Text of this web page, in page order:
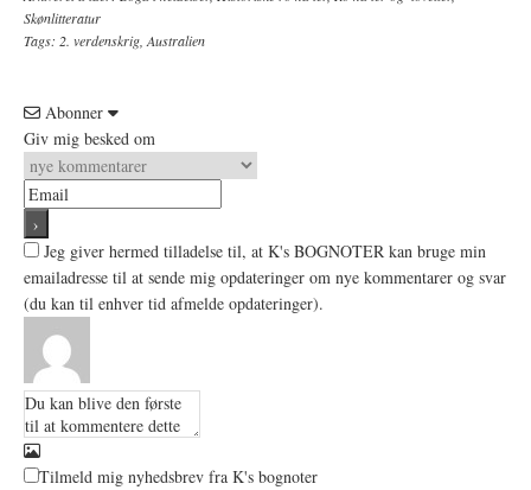
Skønlitteratur
Tags: 2. verdenskrig Australien
Abonner
Giv mig besked om
Jeg giver hermed tilladelse til, at K's BOGNOTER kan bruge min
emailadresse til at sende mig opdateringer om nye kommentarer og svar
(du kan til enhver tid afmelde opdateringer).
Tilmeld mig nyhedsbrev fra K's bognoter